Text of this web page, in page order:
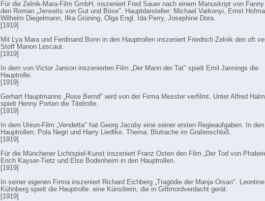
Für die Zelnik-Mara-Film GmbH, inszeniert Fred Sauer nach einem Manuskript von
den Roman „Jenseits von Gut und Böse". Hauptdarsteller: Michael Varkonyi, Ernst
Wilhelm Diegelmann, Ilka Grüning, Olga Engl, Ida Perry, Josephine Dora.
[1919]
Mit Lya Mara und Ferdinand Bonn in den Hauptrollen inszeniert Friedrich Zelnik den oft
Stoff Manon Lescaut.
[1919]
In dem von Victor Janson inszenierten Film „Der Mann der Tat" spielt Emil Jannings die
Hauptrolle.
[1919]
Gerhart Hauptmanns „Rose Bernd" wird von der Firma Messter verfilmt. Unter Alfred
spielt Henny Porten die Titelrolle.
[1919]
In dem Union-Film „Vendetta" hat Georg Jacoby eine seiner ersten Regieaufgaben. In den
Hauptrollen: Pola Negri und Harry Liedtke. Thema: Blutrache im Grafenschloß.
[1919]
Für die Münchener Lichtspiel-Kunst inszeniert Franz Osten den Film „Der Tod von
Erich Kayser-Tietz und Else Bodenheim in den Hauptrollen.
[1919]
In seiner eigenen Firma inszeniert Richard Eichberg „Tragödie der Manja Orsan". Leontine
Kühnberg spielt die Hauptrolle: eine Künstlerin, die in Giftmordverdacht gerät.
[1919]